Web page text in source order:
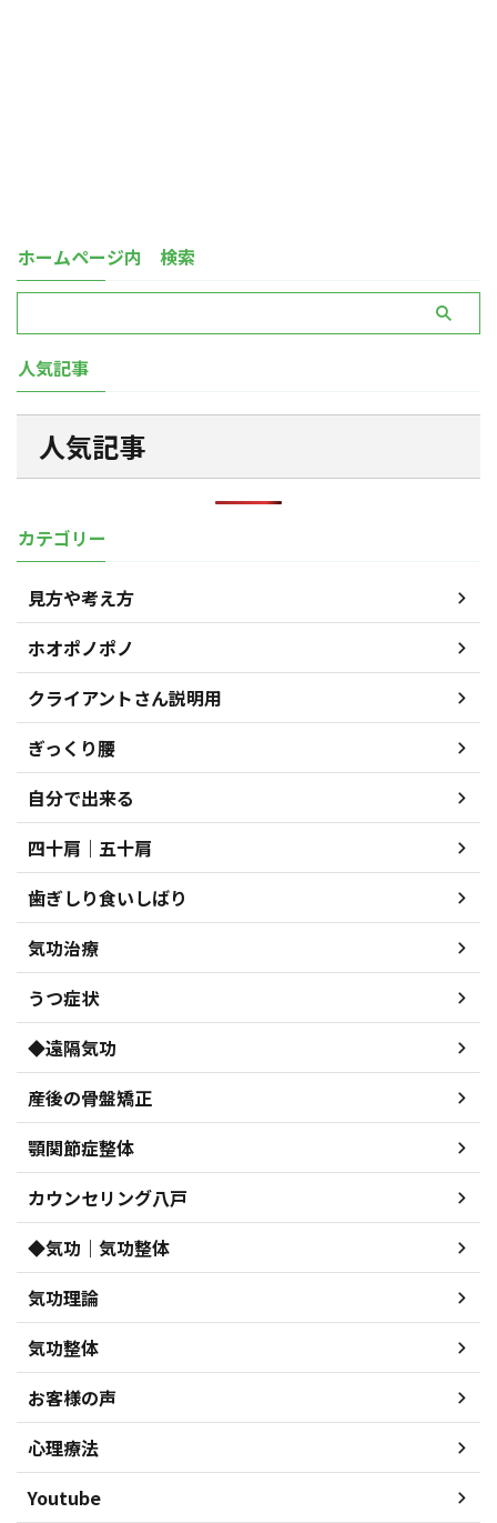
ホームページ内 検索
人気記事
人気記事
カテゴリー
見方や考え方
ホオポノポノ
クライアントさん説明用
ぎっくり腰
自分で出来る
四十肩｜五十肩
歯ぎしり食いしばり
気功治療
うつ症状
◆遠隔気功
産後の骨盤矯正
顎関節症整体
カウンセリング八戸
◆気功｜気功整体
気功理論
気功整体
お客様の声
心理療法
Youtube